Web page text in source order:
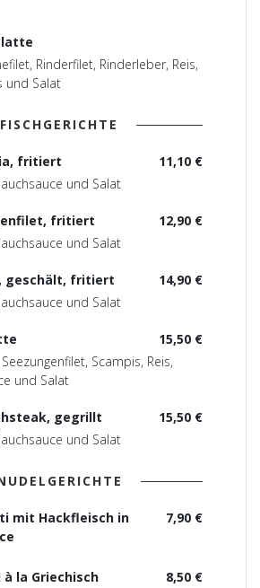
Rinderfilet, Rinderleber, Reis,
und Salat
FISCHGERICHTE
11,10 €
fritiert
und Salat
12,90 €
fritiert
und Salat
14,90 €
geschält, fritiert
und Salat
15,50 €
Scampis, Reis,
und Salat
15,50 €
gegrillt
und Salat
7,90 €
mit Hackfleisch in
8,50 €
la Griechisch